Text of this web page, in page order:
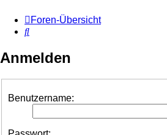
Foren-Übersicht
Suche
Anmelden
Benutzername: